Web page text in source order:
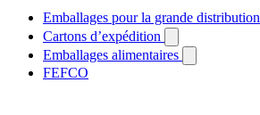
Emballages pour la grande distribution
Cartons d’expédition
Emballages alimentaires
FEFCO